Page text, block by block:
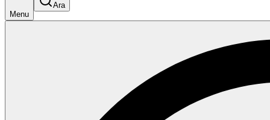
Menu
Ara